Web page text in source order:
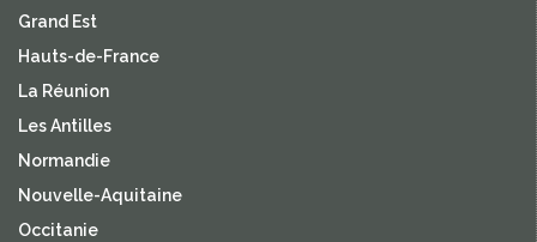
Grand Est
Hauts-de-France
La Réunion
Les Antilles
Normandie
Nouvelle-Aquitaine
Occitanie